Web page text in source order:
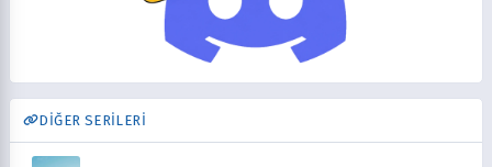
DİĞER SERİLERİ